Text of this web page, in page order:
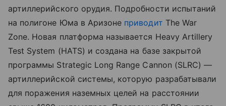
артиллерийского орудия. Подробности испытаний
на полигоне Юма в Аризоне приводит The War
Zone. Новая платформа называется Heavy Artillery
Test System (HATS) и создана на базе закрытой
программы Strategic Long Range Cannon (SLRC) —
артиллерийской системы, которую разрабатывали
для поражения наземных целей на расстоянии